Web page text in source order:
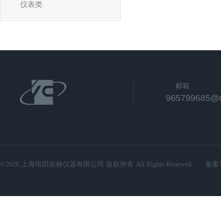
仪表类
邮箱
©2026 上海培因实验仪器有限公司 版权所有 All Rights Reserved. 备案